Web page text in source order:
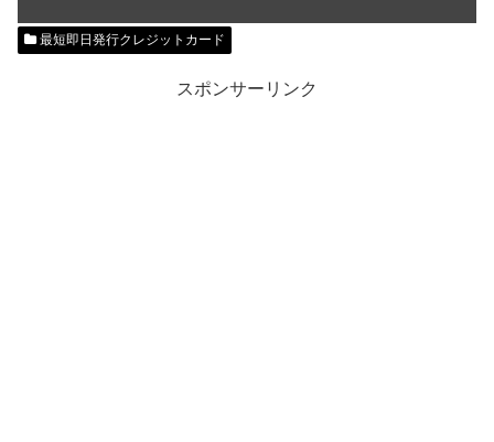
最短即日発行クレジットカード
スポンサーリンク